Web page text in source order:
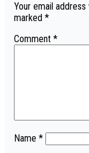
Your email
marked *
Comment *
Name *